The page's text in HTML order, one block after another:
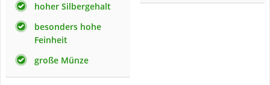
hoher Silbergehalt
besonders hohe
Feinheit
große Münze